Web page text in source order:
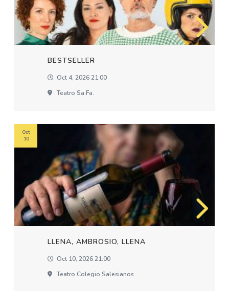
BESTSELLER
Oct 4, 2026 21:00
Teatro Sa.fa.
LLENA, AMBROSIO, LLENA
Oct 10, 2026 21:00
Teatro Colegio Salesianos
Oct
10